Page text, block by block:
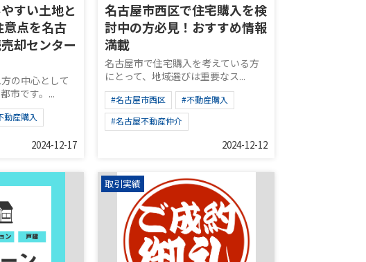
すい土地と
意点を名古
却センター
の中心として
市です。...
動産購入
2024-12-17
名古屋市西区で住宅購入を検
討中の方必見！おすすめ情報
満載
名古屋市で住宅購入を考えている方
にとって、地域選びは重要なス...
#名古屋市西区
#不動産購入
#名古屋不動産仲介
2024-12-12
取引実績